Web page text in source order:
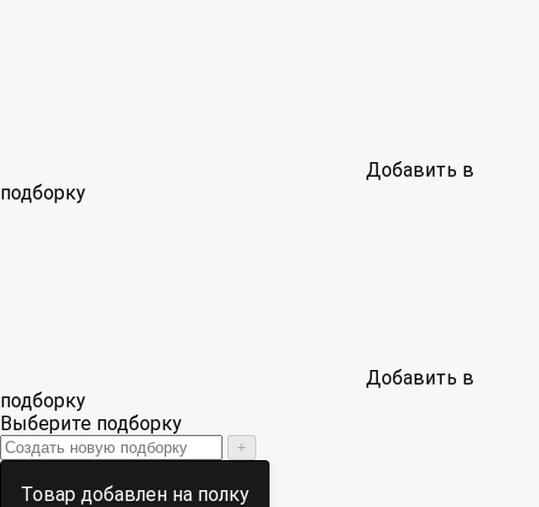
Добавить в
подборку
Добавить в
подборку
Выберите подборку
+
Товар добавлен на полку